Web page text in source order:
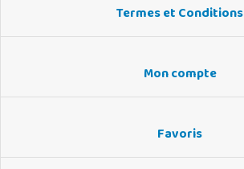
Termes et Conditions
Mon compte
Favoris